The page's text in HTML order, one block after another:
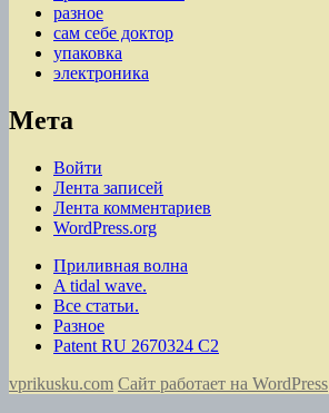
разное
сам себе доктор
упаковка
электроника
Мета
Войти
Лента записей
Лента комментариев
WordPress.org
Приливная волна
A tidal wave.
Все статьи.
Разное
Patent RU 2670324 C2
vprikusku.com Сайт работает на WordPress